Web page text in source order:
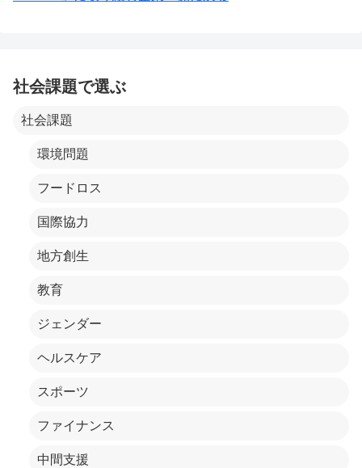
社会課題で選ぶ
社会課題
環境問題
フードロス
国際協力
地方創生
教育
ジェンダー
ヘルスケア
スポーツ
ファイナンス
中間支援